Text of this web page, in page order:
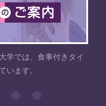
学では、食事付きタイ
います。